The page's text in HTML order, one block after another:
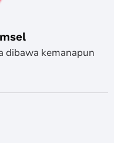
dibawa kemanapun